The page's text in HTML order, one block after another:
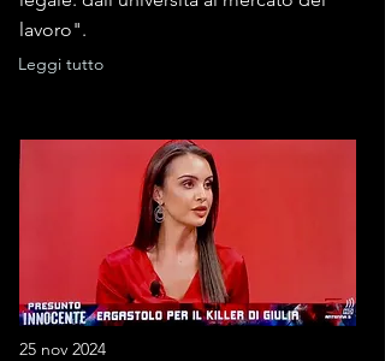
lavoro".
Leggi tutto
25 nov 2024